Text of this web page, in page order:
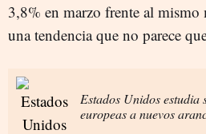
3,8% en marzo frente al mismo
una tendencia que no parece
Estados Unidos estudia
europeas a nuevos